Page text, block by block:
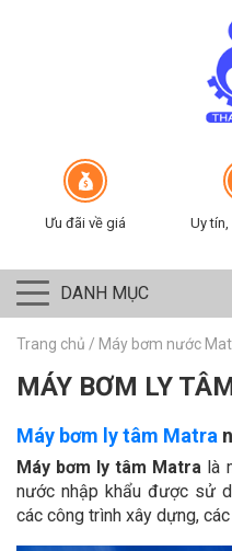
Ưu đãi về giá Uy
DANH MỤC
Trang chủ / Máy bơm nước
MÁY BƠM LY
Máy bơm ly tâm Matra
Máy bơm ly tâm Matra là
nước nhập khẩu được sử
các công trình xây dựng,